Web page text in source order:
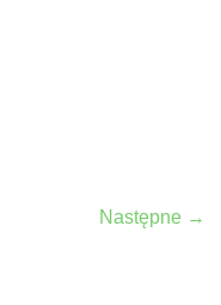
Następne →